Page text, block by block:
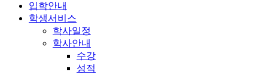
입학안내
학생서비스
학사일정
학사안내
수강
성적